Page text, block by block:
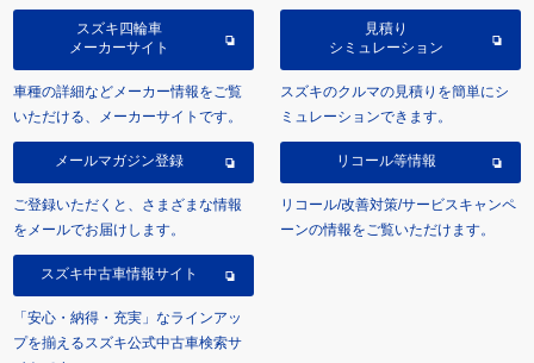
スズキ四輪車
メーカーサイト
車種の詳細などメーカー情報をご覧
いただける、メーカーサイトです。
見積り
シミュレーション
スズキのクルマの見積りを簡単にシ
ミュレーションできます。
メールマガジン登録
ご登録いただくと、さまざまな情報
をメールでお届けします。
リコール等情報
リコール/改善対策/サービスキャンペ
ーンの情報をご覧いただけます。
スズキ中古車情報サイト
「安心・納得・充実」なラインアッ
プを揃えるスズキ公式中古車検索サ